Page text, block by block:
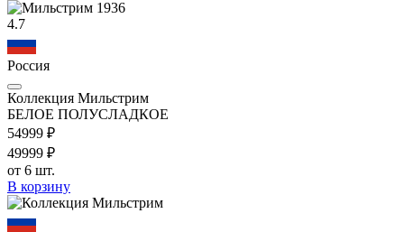
4.7
Россия
Коллекция Мильстрим
БЕЛОЕ ПОЛУСЛАДКОЕ
54999 ₽
49999 ₽
от 6 шт.
В корзину